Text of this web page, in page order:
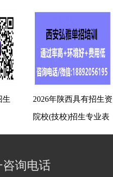
生 2026年陕西具有招生
院校(技校)招生专业表
询电话